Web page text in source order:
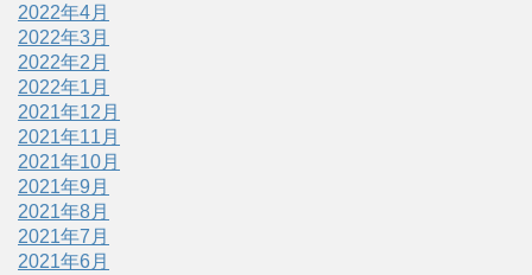
2022年4月
2022年3月
2022年2月
2022年1月
2021年12月
2021年11月
2021年10月
2021年9月
2021年8月
2021年7月
2021年6月